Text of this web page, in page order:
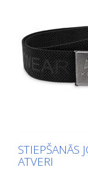
STIEPŠANĀS
ATVERI